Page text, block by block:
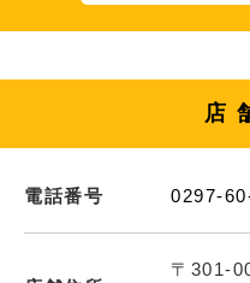
店
電話番号 0297-
〒301-